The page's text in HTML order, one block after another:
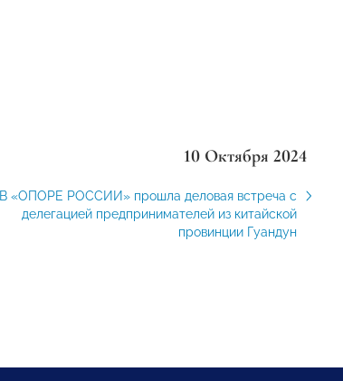
10 Октября 2024
В «ОПОРЕ РОССИИ» прошла деловая встреча с
делегацией предпринимателей из китайской
провинции Гуандун